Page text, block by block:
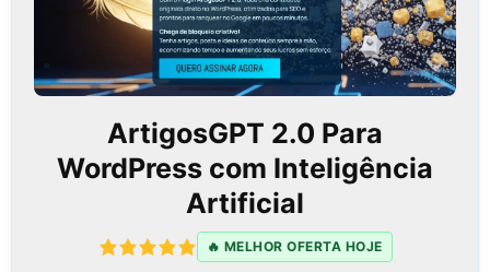
ArtigosGPT 2.0 Para
WordPress com Inteligência
Artificial
🔥 MELHOR OFERTA HOJE